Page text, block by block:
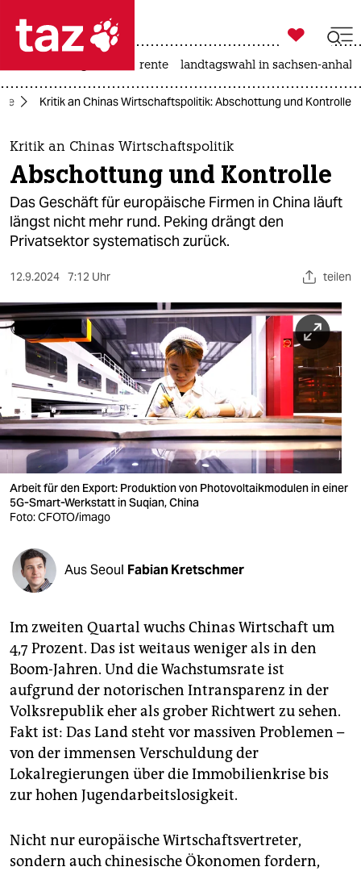
 taz zahl ich
taz zahl ich
themen
politik
öko
gesellschaft
sport
berlin
nord
wahrheit
verlag
verlag
shop
fragen & hilfe
unterstützen
abo
genossenschaft
epaper login

taz zahl ich
rente landtagswahl in sachsen-anhalt
Kritik an Chinas Wirtschaftspolitik: Abschottung und Kontrolle
Kritik an Chinas Wirtschaftspolitik
Abschottung und Kontrolle
Das Geschäft für europäische Firmen in China läuft
längst nicht mehr rund. Peking drängt den
Privatsektor systematisch zurück.
12.9.2024 7:12 Uhr teilen
Arbeit für den Export: Produktion von Photovoltaikmodulen in einer
5G-Smart-Werkstatt in Suqian, China
Foto: CFOTO/imago
Aus Seoul Fabian Kretschmer
Im zweiten Quartal wuchs Chinas Wirtschaft um
4,7 Prozent. Das ist weitaus weniger als in den
Boom-Jahren. Und die Wachstumsrate ist
aufgrund der notorischen Intransparenz in der
Volksrepublik eher als grober Richtwert zu sehen.
Fakt ist: Das Land steht vor massiven Problemen –
von der immensen Verschuldung der
Lokalregierungen über die Immobilienkrise bis
zur hohen Jugendarbeitslosigkeit.
Nicht nur europäische Wirtschaftsvertreter,
sondern auch chinesische Ökonomen fordern,